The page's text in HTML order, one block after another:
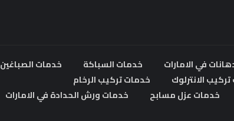
في الامارات خدمات السباكة
خدمات الصباغين
الانترلوك
خدمات تركيب الرخام
خدمات عزل مسابح
خدمات ورش الحدادة في الامارات